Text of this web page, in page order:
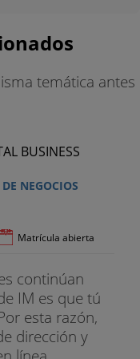
Scrum
de forma efectiva
digital
temática antes
NEGOCIOS
Matrícula abierta
continúan
IM es que tú
esta razón,
dirección y